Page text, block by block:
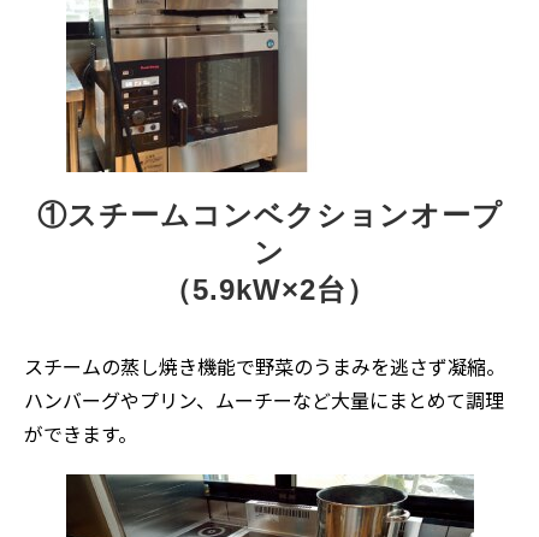
①スチームコンベクションオープ
ン
（5.9kW×2台）
スチームの蒸し焼き機能で野菜のうまみを逃さず凝縮。
ハンバーグやプリン、ムーチーなど大量にまとめて調理
ができます。